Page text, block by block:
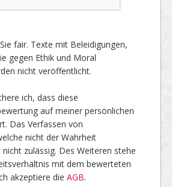
fair. Texte mit Beleidigungen,
gegen Ethik und Moral
nicht veröffentlicht.
ich, dass diese
auf meiner persönlichen
Das Verfassen von
nicht der Wahrheit
zulässig. Des Weiteren stehe
mit dem bewerteten
akzeptiere die AGB.